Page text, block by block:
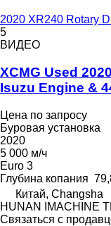
2020 XR240 Rotary
5
ВИДЕО
XCMG Used
Isuzu Engine &
Цена по запросу
Буровая установка
2020
5 000 м/ч
Euro 3
Глубина копания
Китай, Changsha
HUNAN IMACHINE
Связаться с